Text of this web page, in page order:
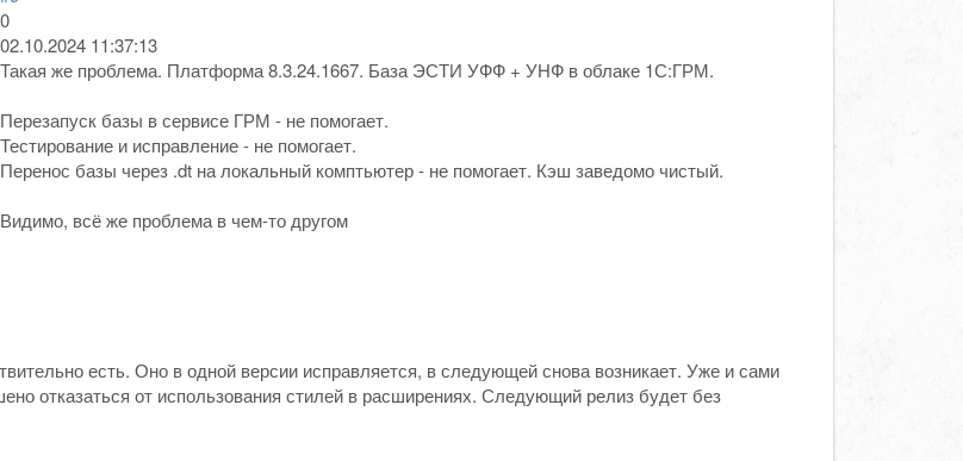
0
02.10.2024 11:37:13
Такая же проблема. Платформа 8.3.24.1667. База ЭСТИ УФФ + УНФ в облаке 1С:ГРМ.
Перезапуск базы в сервисе ГРМ - не помогает.
Тестирование и исправление - не помогает.
Перенос базы через .dt на локальный комптьютер - не помогает. Кэш заведомо чистый.
Видимо, всё же проблема в чем-то другом
есть. Оно в одной версии исправляется, в следующей снова возникает. Уже и сами
отказаться от использования стилей в расширениях. Следующий релиз будет без